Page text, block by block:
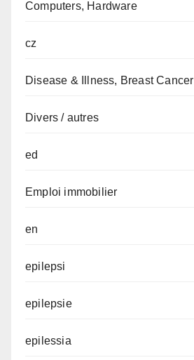
Computers, Hardware
cz
Disease & Illness, Breast Cancer
Divers / autres
ed
Emploi immobilier
en
epilepsi
epilepsie
epilessia